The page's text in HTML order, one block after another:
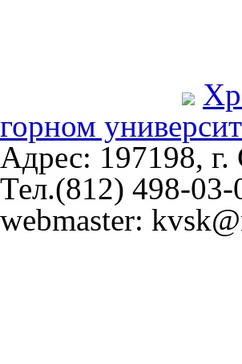
горном
Адрес: 197198, г.
Тел.(812) 498-03-
webmaster: